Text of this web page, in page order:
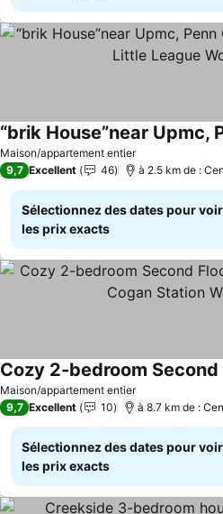
Maison/appartement entier
Consulter les prix
9,7 Excellent 46 à 2.5 km de :
Sélectionnez des dates pour voir
les prix exacts
Maison/appartement entier
Consulter les prix
9,7 Excellent 10 à 8.7 km de :
Sélectionnez des dates pour voir
les prix exacts